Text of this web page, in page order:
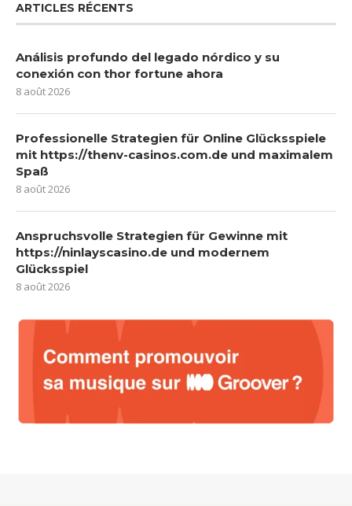
ARTICLES RÉCENTS
Análisis profundo del legado nórdico y su
conexión con thor fortune ahora
8 août 2026
Professionelle Strategien für Online Glücksspiele
mit https://thenv-casinos.com.de und maximalem
Spaß
8 août 2026
Anspruchsvolle Strategien für Gewinne mit
https://ninlayscasino.de und modernem
Glücksspiel
8 août 2026